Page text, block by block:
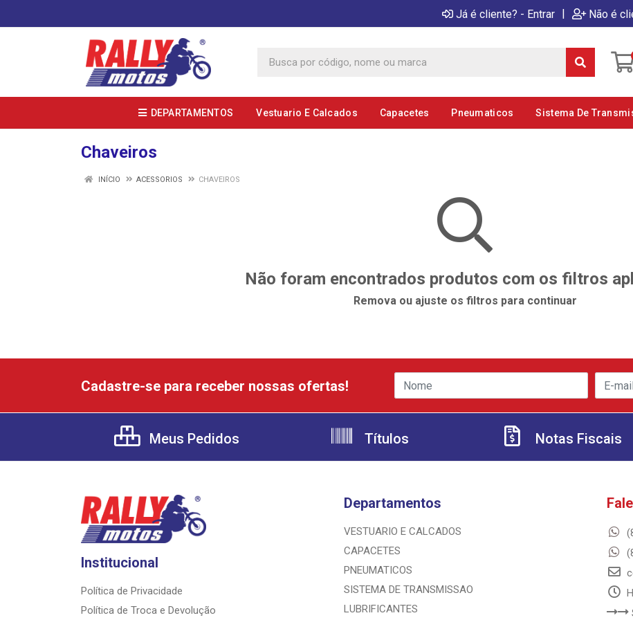
Já é cliente? - Entrar | Não é
DEPARTAMENTOS Vestuario E Calcados Capacetes Pneumaticos Sistema De
Chaveiros
INÍCIO ACESSORIOS CHAVEIROS
Não foram encontrados produtos com os filtros
Remova ou ajuste os filtros para continuar
Cadastre-se para receber nossas ofertas!
Meus Pedidos Títulos Notas Fiscais
Institucional
Política de Privacidade
Política de Troca e Devolução
Departamentos
VESTUARIO E CALCADOS
CAPACETES
PNEUMATICOS
SISTEMA DE TRANSMISSAO
LUBRIFICANTES